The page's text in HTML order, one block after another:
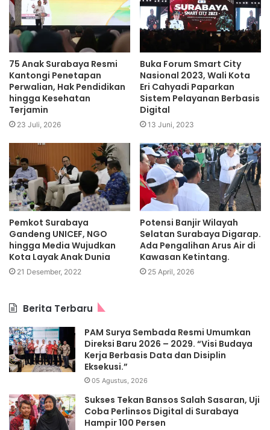
75 Anak Surabaya Resmi
Kantongi Penetapan
Perwalian, Hak Pendidikan
hingga Kesehatan
Terjamin
23 Juli, 2026
Buka Forum Smart City
Nasional 2023, Wali Kota
Eri Cahyadi Paparkan
Sistem Pelayanan Berbasis
Digital
13 Juni, 2023
Pemkot Surabaya
Gandeng UNICEF, NGO
hingga Media Wujudkan
Kota Layak Anak Dunia
21 Desember, 2022
Potensi Banjir Wilayah
Selatan Surabaya Digarap.
Ada Pengalihan Arus Air di
Kawasan Ketintang.
25 April, 2026
Berita Terbaru
PAM Surya Sembada Resmi Umumkan
Direksi Baru 2026 – 2029. “Visi Budaya
Kerja Berbasis Data dan Disiplin
Eksekusi.”
05 Agustus, 2026
Sukses Tekan Bansos Salah Sasaran, Uji
Coba Perlinsos Digital di Surabaya
Hampir 100 Persen